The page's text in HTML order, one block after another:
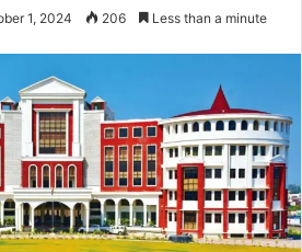
1, 2024 206 Less than a minute